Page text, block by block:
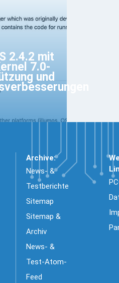
2.4.2 mit
7.0-
und
Archive:
News- &
Testberichte
Sitemap
Sitemap &
Archiv
News- &
Test-Atom-
Feed